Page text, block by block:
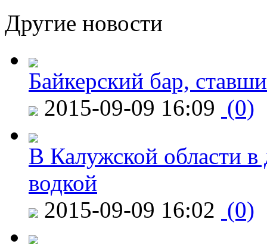
Другие новости
Байкерский бар,
2015-09-09 16:09 (0)
В Калужской области в
водкой
2015-09-09 16:02 (0)